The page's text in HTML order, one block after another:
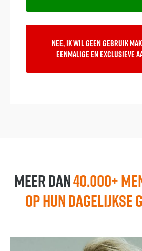
Nee, ik wil geen gebruik
eenmalige en exclusieve
Meer dan40.000+
op hun dagelijkse